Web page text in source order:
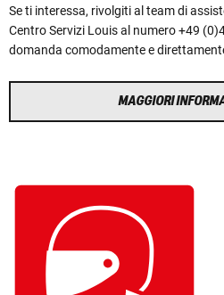
Se ti interessa, rivolgiti al team di
Centro Servizi Louis al numero +49
domanda comodamente e
MAGGIORI